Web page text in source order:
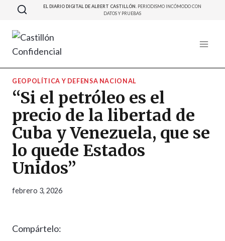
Saltar
contenido
EL DIARIO DIGITAL DE ALBERT CASTILLÓN. PERIODISMO INCÓMODO CON
DATOS Y PRUEBAS
GEOPOLÍTICA Y DEFENSA NACIONAL
“Si el petróleo es el
precio de la libertad de
Cuba y Venezuela, que se
lo quede Estados
Unidos”
febrero 3, 2026
Compártelo: